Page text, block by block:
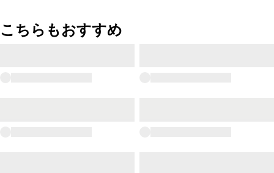
こちらもおすすめ